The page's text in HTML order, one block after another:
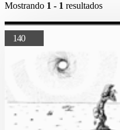
Mostrando 1 - 1 resultados
140